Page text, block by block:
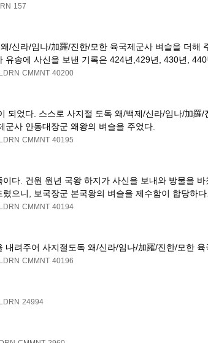
157
/신라/임나/加羅/진한/모한 육국제군사 벼슬을 더
유송에 사신을 보낸 기록은 424년,429년, 430년,
CMMNT 40200
되었다. 스스로 사지절 도독 왜/백제/신라/임나/加
군사 안동대장군 왜왕의 벼슬을 주었다.
CMMNT 40195
다. 건원 원년 국왕 하지가 사신을 보내와 방물을
으니, 보국장군 본국왕의 벼슬을 제수함이 합당하
CMMNT 40194
내려주어 사지절도독 왜/신라/임나/加羅/진한/모한
CMMNT 40196
24994